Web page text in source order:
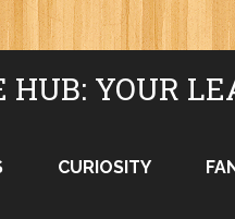
HUB: YOUR
CURIOSITY